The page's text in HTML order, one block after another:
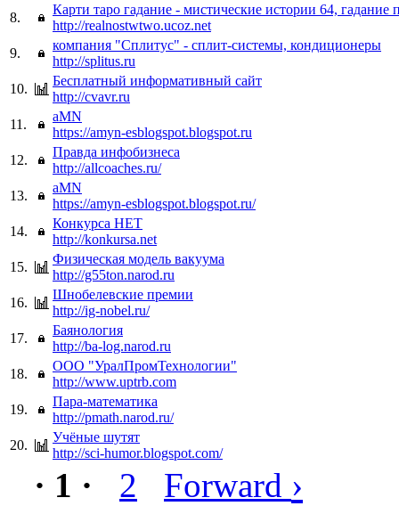
8.
Карти таро гадание - мистические истории 64, гадание
http://realnostwtwo.ucoz.net
9.
компания "Сплитус" - сплит-системы, кондиционеры
http://splitus.ru
10.
Бесплатный информативный сайт
http://cvavr.ru
11.
aMN
https://amyn-esblogspot.blogspot.ru
12.
Правда инфобизнеса
http://allcoaches.ru/
13.
aMN
https://amyn-esblogspot.blogspot.ru/
14.
Конкурса НЕТ
http://konkursa.net
15.
Физическая модель вакуума
http://g55ton.narod.ru
16.
Шнобелевские премии
http://ig-nobel.ru/
17.
Баянология
http://ba-log.narod.ru
18.
ООО "УралПромТехнологии"
http://www.uptrb.com
19.
Пара-математика
http://pmath.narod.ru/
20.
Учёные шутят
http://sci-humor.blogspot.com/
· 1 · 2 Forward ›